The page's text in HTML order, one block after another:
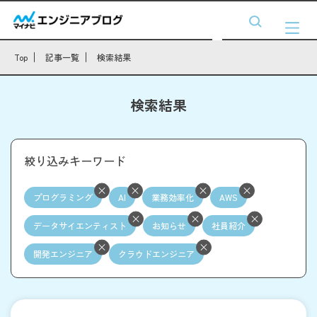
Top 記事一覧 検索結果
検索結果
絞り込みキーワード
プログラミング AI 業務効率化 AWS
データサイエンティスト お知らせ 社員紹介
開発エンジニア クラウドエンジニア